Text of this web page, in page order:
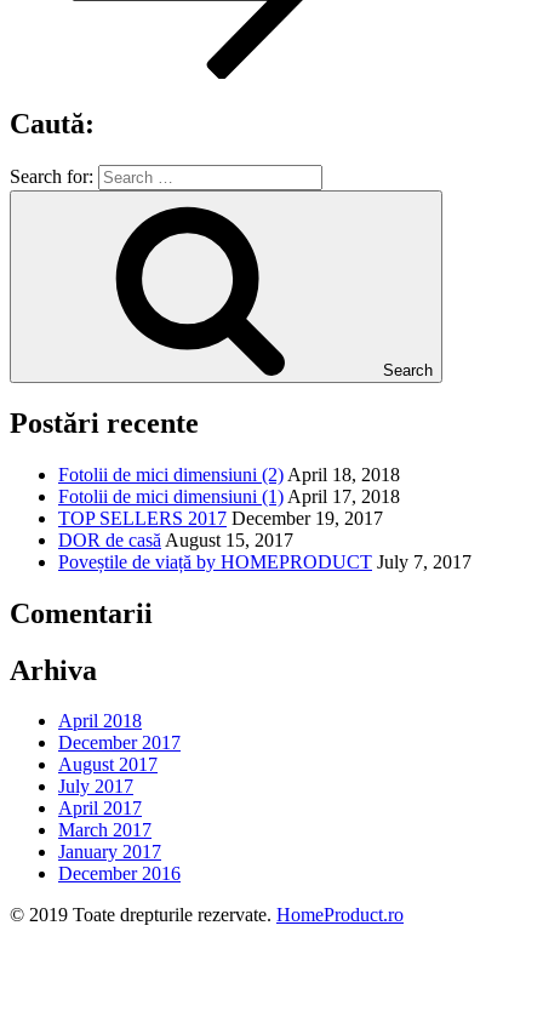
Caută:
Search for:
Search
Postări recente
Fotolii de mici dimensiuni (2) April 18, 2018
Fotolii de mici dimensiuni (1) April 17, 2018
TOP SELLERS 2017 December 19, 2017
DOR de casă August 15, 2017
Poveștile de viață by HOMEPRODUCT July 7, 2017
Comentarii
Arhiva
April 2018
December 2017
August 2017
July 2017
April 2017
March 2017
January 2017
December 2016
© 2019 Toate drepturile rezervate. HomeProduct.ro